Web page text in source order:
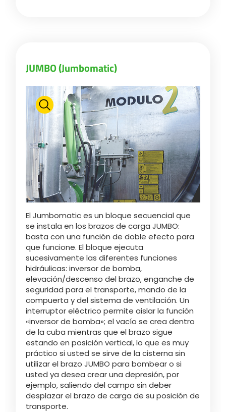
Česká republika
Srpski
Yкраїнська мова
ελληνικά
Svenska
한국의
日本語
中文
Português
Türk
العربية
JUMBO (Jumbomatic)
El Jumbomatic es un bloque secuencial que
se instala en los brazos de carga JUMBO:
basta con una función de doble efecto para
que funcione. El bloque ejecuta
sucesivamente las diferentes funciones
hidráulicas: inversor de bomba,
elevación/descenso del brazo, enganche de
seguridad para el transporte, mando de la
compuerta y del sistema de ventilación. Un
interruptor eléctrico permite aislar la función
«inversor de bomba»; el vacío se crea dentro
de la cuba mientras que el brazo sigue
estando en posición vertical, lo que es muy
práctico si usted se sirve de la cisterna sin
utilizar el brazo JUMBO para bombear o si
usted ya desea crear una depresión, por
ejemplo, saliendo del campo sin deber
desplazar el brazo de carga de su posición de
transporte.